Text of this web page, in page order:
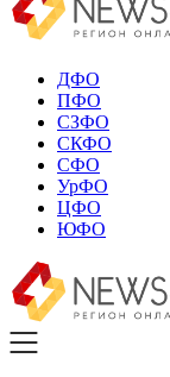
ДФО
ПФО
СЗФО
СКФО
СФО
УрФО
ЦФО
ЮФО